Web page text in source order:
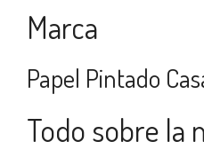
Marca
Papel Pintado
Todo sobre la